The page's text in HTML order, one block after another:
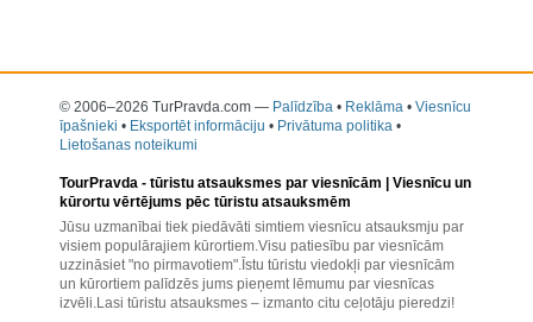
© 2006–2026 TurPravda.com — Palīdzība • Reklāma • Viesnīcu
īpašnieki • Eksportēt informāciju • Privātuma politika •
Lietošanas noteikumi
TourPravda - tūristu atsauksmes par viesnīcām | Viesnīcu un
kūrortu vērtējums pēc tūristu atsauksmēm
Jūsu uzmanībai tiek piedāvāti simtiem viesnīcu atsauksmju par
visiem populārajiem kūrortiem.Visu patiesību par viesnīcām
uzzināsiet "no pirmavotiem".Īstu tūristu viedokļi par viesnīcām
un kūrortiem palīdzēs jums pieņemt lēmumu par viesnīcas
izvēli.Lasi tūristu atsauksmes – izmanto citu ceļotāju pieredzi!